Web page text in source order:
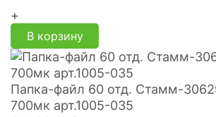
+
В корзину
Папка-файл 60 отд. Стамм-
700мк арт.1005-035